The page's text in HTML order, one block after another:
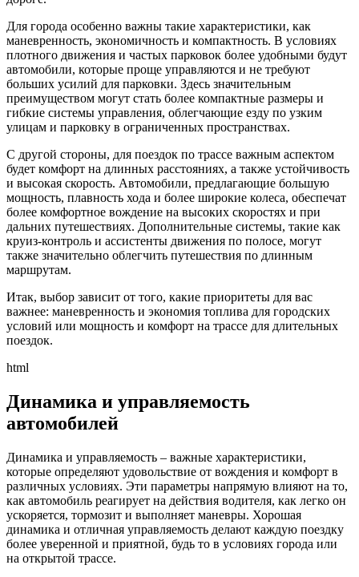
Для города особенно важны такие характеристики, как
маневренность, экономичность и компактность. В условиях
плотного движения и частых парковок более удобными будут
автомобили, которые проще управляются и не требуют
больших усилий для парковки. Здесь значительным
преимуществом могут стать более компактные размеры и
гибкие системы управления, облегчающие езду по узким
улицам и парковку в ограниченных пространствах.
С другой стороны, для поездок по трассе важным аспектом
будет комфорт на длинных расстояниях, а также устойчивость
и высокая скорость. Автомобили, предлагающие большую
мощность, плавность хода и более широкие колеса, обеспечат
более комфортное вождение на высоких скоростях и при
дальних путешествиях. Дополнительные системы, такие как
круиз-контроль и ассистенты движения по полосе, могут
также значительно облегчить путешествия по длинным
маршрутам.
Итак, выбор зависит от того, какие приоритеты для вас
важнее: маневренность и экономия топлива для городских
условий или мощность и комфорт на трассе для длительных
поездок.
html
Динамика и управляемость
автомобилей
Динамика и управляемость – важные характеристики,
которые определяют удовольствие от вождения и комфорт в
различных условиях. Эти параметры напрямую влияют на то,
как автомобиль реагирует на действия водителя, как легко он
ускоряется, тормозит и выполняет маневры. Хорошая
динамика и отличная управляемость делают каждую поездку
более уверенной и приятной, будь то в условиях города или
на открытой трассе.